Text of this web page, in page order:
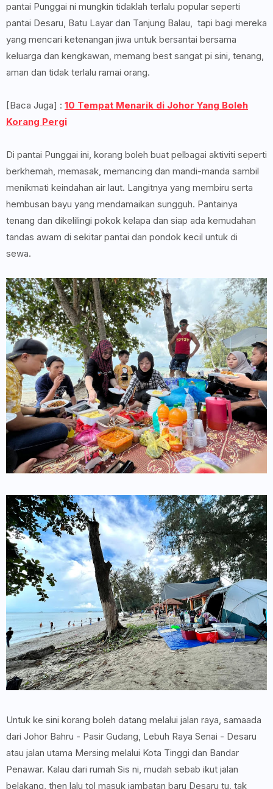
pantai Punggai ni mungkin tidaklah terlalu popular seperti
pantai Desaru, Batu Layar dan Tanjung Balau, tapi bagi mereka
yang mencari ketenangan jiwa untuk bersantai bersama
keluarga dan kengkawan, memang best sangat pi sini, tenang,
aman dan tidak terlalu ramai orang.
[Baca Juga] : 10 Tempat Menarik di Johor Yang Boleh
Korang Pergi
Di pantai Punggai ini, korang boleh buat pelbagai aktiviti seperti
berkhemah, memasak, memancing dan mandi-manda sambil
menikmati keindahan air laut. Langitnya yang membiru serta
hembusan bayu yang mendamaikan sungguh. Pantainya
tenang dan dikelilingi pokok kelapa dan siap ada kemudahan
tandas awam di sekitar pantai dan pondok kecil untuk di
sewa.
Untuk ke sini korang boleh datang melalui jalan raya, samaada
dari Johor Bahru - Pasir Gudang, Lebuh Raya Senai - Desaru
atau jalan utama Mersing melalui Kota Tinggi dan Bandar
Penawar. Kalau dari rumah Sis ni, mudah sebab ikut jalan
belakang, then lalu tol masuk jambatan baru Desaru tu, tak